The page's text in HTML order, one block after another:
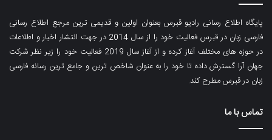
پایگاه اطلاع رسانی رادیو قبرس بعنوان اولین و قدیمی ترین مرجع اطلاع رسانی
فارسی زبان در قبرس فعالیت خود را از سال 2014 در جهت انتشار اخبار و اطلاعات
در حوزه های مختلف آغاز کرده و از آغاز سال 2019 فعالیت خود را زیر نظر شرکت
جهان آرا گسترش داده تا خود را به عنوان شاخص ترین و جامع ترین رسانه فارسی
زبان در قبرس مطرح کند.
تماس با ما